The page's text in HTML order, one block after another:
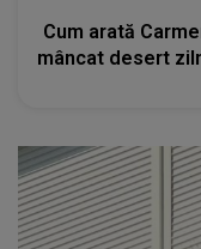
Cum arată
mâncat desert